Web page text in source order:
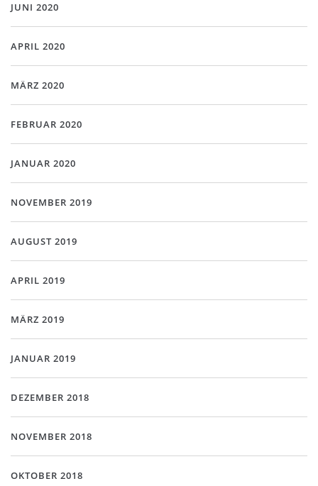
JUNI 2020
APRIL 2020
MÄRZ 2020
FEBRUAR 2020
JANUAR 2020
NOVEMBER 2019
AUGUST 2019
APRIL 2019
MÄRZ 2019
JANUAR 2019
DEZEMBER 2018
NOVEMBER 2018
OKTOBER 2018